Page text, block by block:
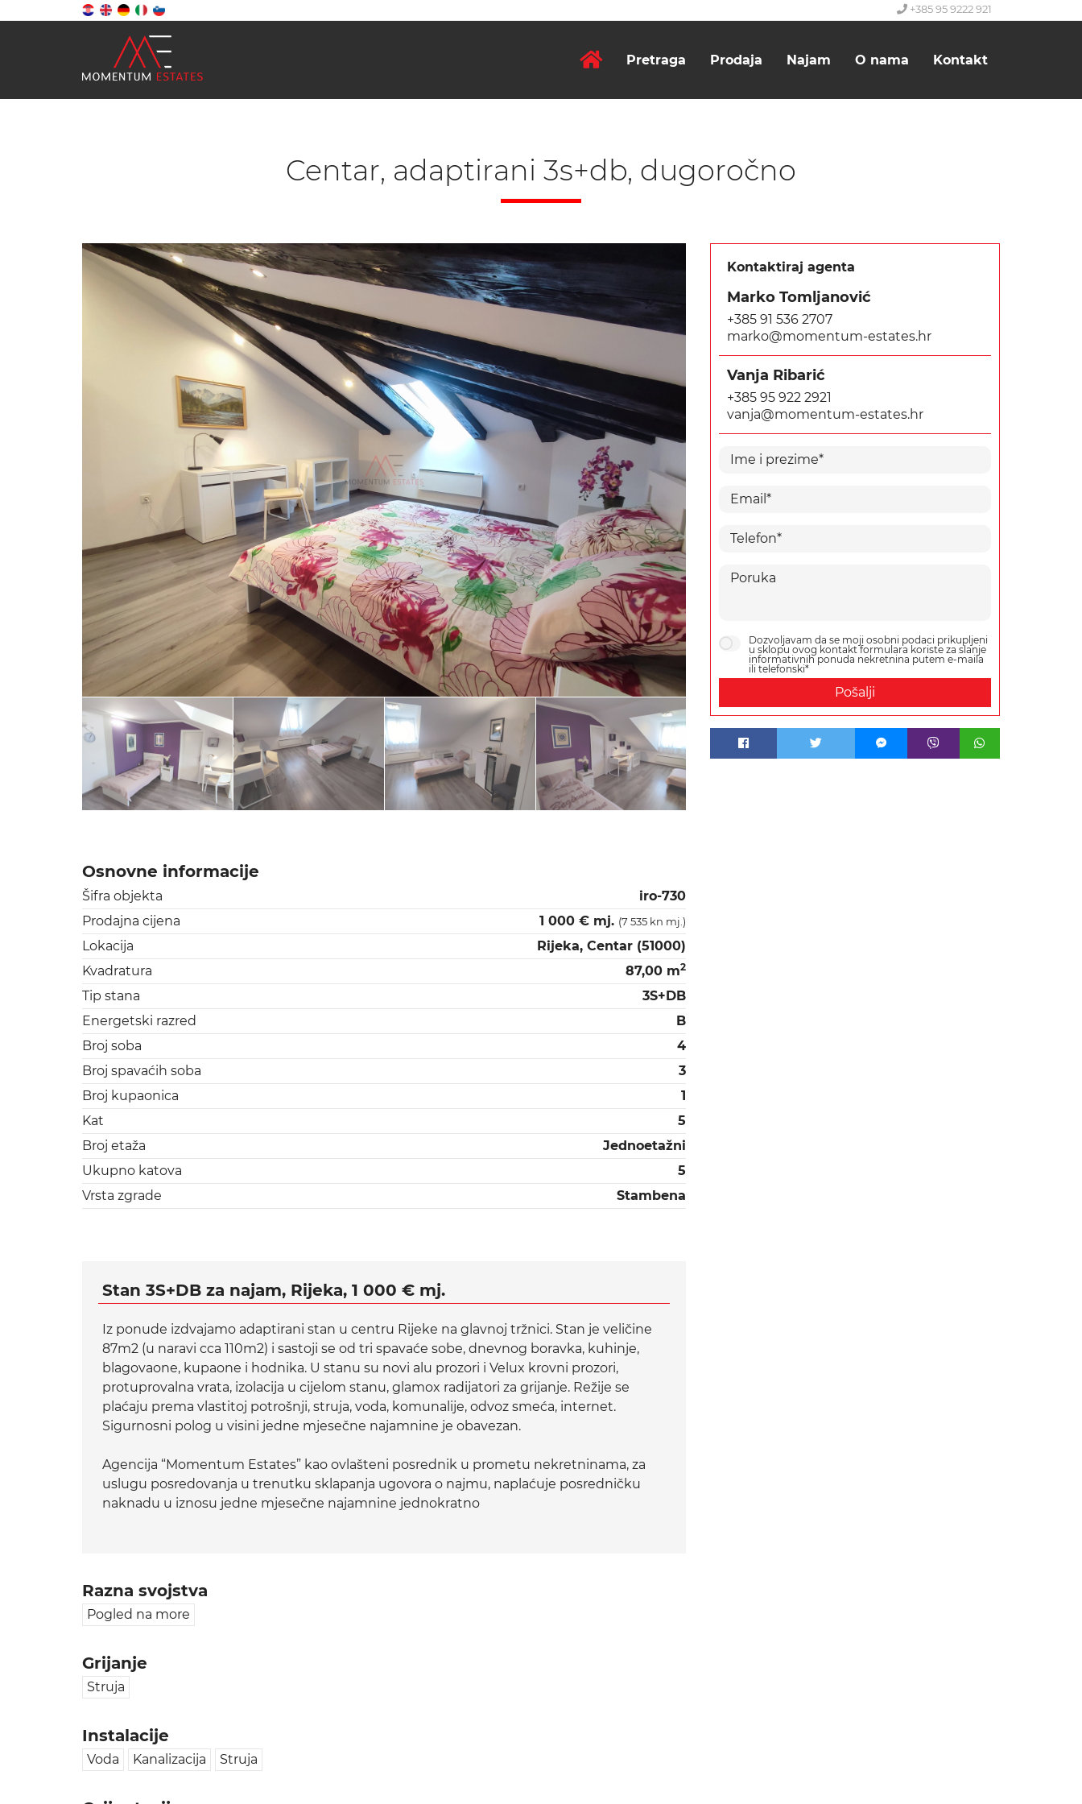
+385 95 9222 921
Pretraga Prodaja Najam O nama Kontakt
Centar, adaptirani 3s+db, dugoročno
Osnovne informacije
Šifra objekta
iro-730
Prodajna cijena
1 000 € mj. (7 535 kn mj.)
Lokacija
Rijeka, Centar (51000)
Kvadratura
87,00 m2
Tip stana
3S+DB
Energetski razred
B
Broj soba
4
Broj spavaćih soba
3
Broj kupaonica
1
Kat
5
Broj etaža
Jednoetažni
Ukupno katova
5
Vrsta zgrade
Stambena
Stan 3S+DB za najam, Rijeka, 1 000 € mj.
Iz ponude izdvajamo adaptirani stan u centru Rijeke na glavnoj tržnici. Stan je veličine
87m2 (u naravi cca 110m2) i sastoji se od tri spavaće sobe, dnevnog boravka, kuhinje,
blagovaone, kupaone i hodnika. U stanu su novi alu prozori i Velux krovni prozori,
protuprovalna vrata, izolacija u cijelom stanu, glamox radijatori za grijanje. Režije se
plaćaju prema vlastitoj potrošnji, struja, voda, komunalije, odvoz smeća, internet.
Sigurnosni polog u visini jedne mjesečne najamnine je obavezan.
Agencija “Momentum Estates” kao ovlašteni posrednik u prometu nekretninama, za
uslugu posredovanja u trenutku sklapanja ugovora o najmu, naplaćuje posredničku
naknadu u iznosu jedne mjesečne najamnine jednokratno
Razna svojstva
Pogled na more
Grijanje
Struja
Instalacije
Voda Kanalizacija Struja
Kontaktiraj agenta
Marko Tomljanović
+385 91 536 2707
marko@momentum-estates.hr
Vanja Ribarić
+385 95 922 2921
vanja@momentum-estates.hr
Dozvoljavam da se moji osobni podaci prikupljeni
u sklopu ovog kontakt formulara koriste za slanje
informativnih ponuda nekretnina putem e-maila
ili telefonski*
Pošalji